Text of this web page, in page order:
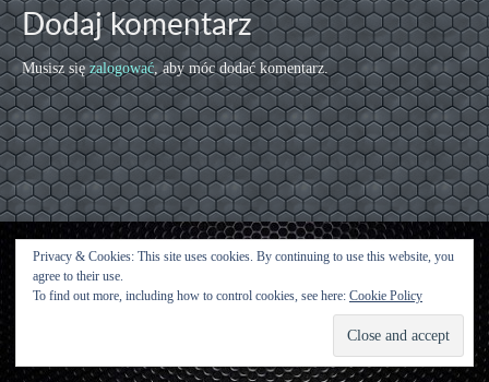
Dodaj komentarz
Musisz się zalogować, aby móc dodać komentarz.
Kontakt
Privacy & Cookies: This site uses cookies. By continuing to use this website, you
agree to their use.
To find out more, including how to control cookies, see here: Cookie Policy